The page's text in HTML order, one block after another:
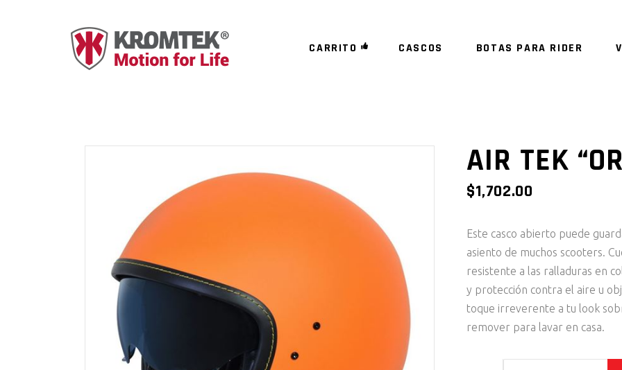
CARRITO CASCOS BOTAS PARA RIDER
AIR TEK
$1,702.00
Este casco abierto puede
asiento de muchos scooters.
resistente a las ralladuras en
y protección contra el aire u
toque irreverente a tu look
remover para lavar en casa.